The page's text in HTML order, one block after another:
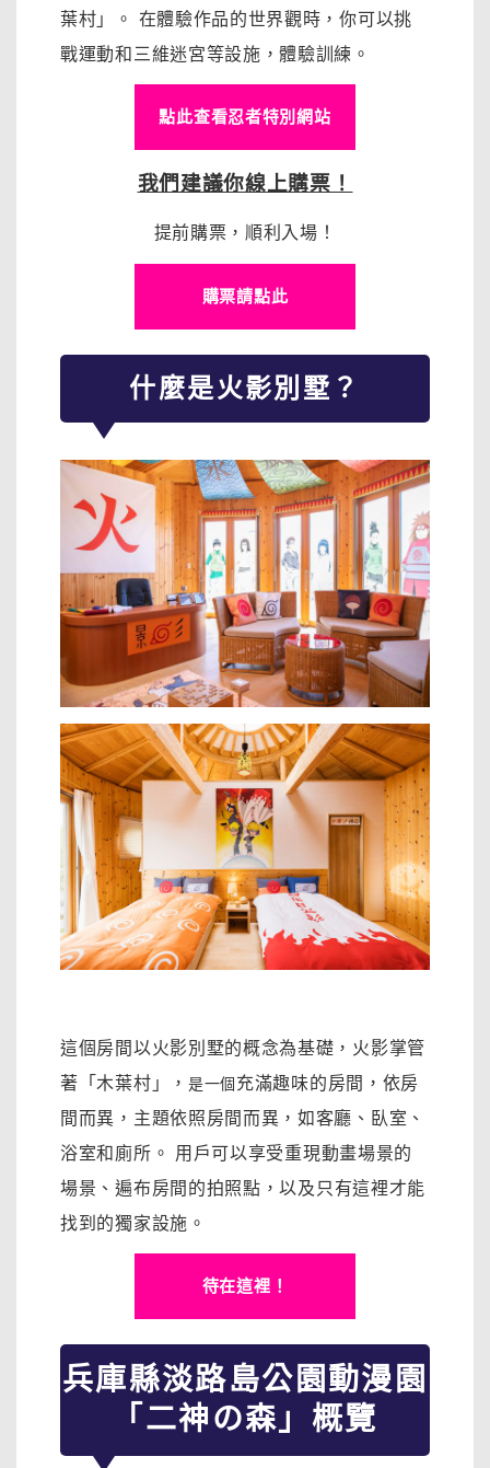
葉村」。 在體驗作品的世界觀時，你可以挑
戰運動和三維迷宮等設施，體驗訓練。
點此查看忍者特別網站
我們建議你線上購票！
提前購票，順利入場！
購票請點此
什麼是火影別墅？
這個房間以火影別墅的概念為基礎，火影掌管
著「木葉村」， 是一個 充滿趣味的房間，依房
間而異，主題依照房間而異，如客廳、臥室、
浴室和廁所。 用戶可以享受重現動畫場景的
場景、遍布房間的拍照點，以及 只有這裡才能
找到的獨家設施。
待在這裡！
兵庫縣淡路島公園動漫園
「二神の森」概覽